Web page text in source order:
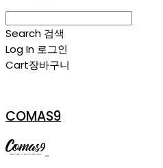
Search 검색
Log In 로그인
Cart장바구니
COMAS9